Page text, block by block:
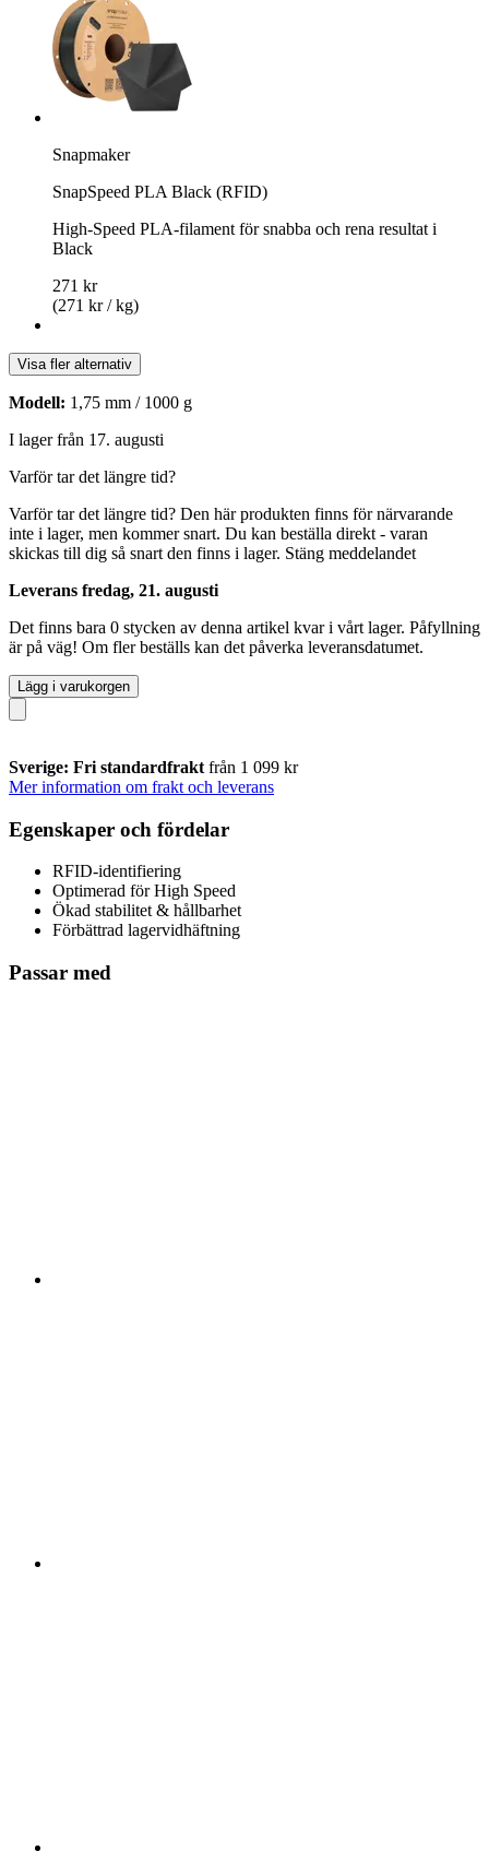
Snapmaker
SnapSpeed PLA Black (RFID)
High-Speed PLA-filament för snabba och rena resultat i
Black
271 kr
(271 kr / kg)
Visa fler alternativ
Modell: 1,75 mm / 1000 g
I lager från 17. augusti
Varför tar det längre tid?
Varför tar det längre tid? Den här produkten finns för närvarande
inte i lager, men kommer snart. Du kan beställa direkt - varan
skickas till dig så snart den finns i lager. Stäng meddelandet
Leverans fredag, 21. augusti
Det finns bara 0 stycken av denna artikel kvar i vårt lager. Påfyllning
är på väg! Om fler beställs kan det påverka leveransdatumet.
Lägg i varukorgen
Sverige: Fri standardfrakt från 1 099 kr
Mer information om frakt och leverans
Egenskaper och fördelar
RFID-identifiering
Optimerad för High Speed
Ökad stabilitet & hållbarhet
Förbättrad lagervidhäftning
Passar med